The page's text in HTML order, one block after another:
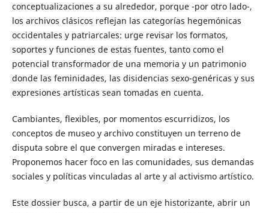
conceptualizaciones a su alrededor, porque -por otro lado-,
los archivos clásicos reflejan las categorías hegemónicas
occidentales y patriarcales: urge revisar los formatos,
soportes y funciones de estas fuentes, tanto como el
potencial transformador de una memoria y un patrimonio
donde las feminidades, las disidencias sexo-genéricas y sus
expresiones artísticas sean tomadas en cuenta.
Cambiantes, flexibles, por momentos escurridizos, los
conceptos de museo y archivo constituyen un terreno de
disputa sobre el que convergen miradas e intereses.
Proponemos hacer foco en las comunidades, sus demandas
sociales y políticas vinculadas al arte y al activismo artístico.
Este dossier busca, a partir de un eje historizante, abrir un